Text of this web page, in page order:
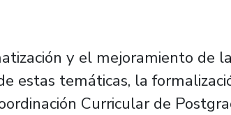
y el mejoramiento de
estas temáticas, la
Curricular de